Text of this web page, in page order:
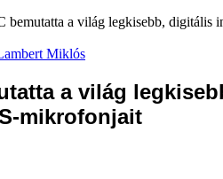
bemutatta a világ legkisebb, digitális
Miklós
a világ
mikrofonjait